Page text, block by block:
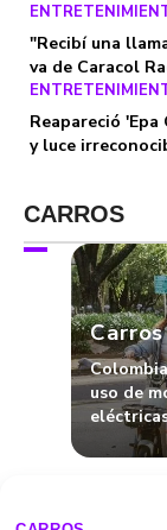
"Recibí una
va de Caracol
Reapareció
y luce
CARROS
Carros
uso de